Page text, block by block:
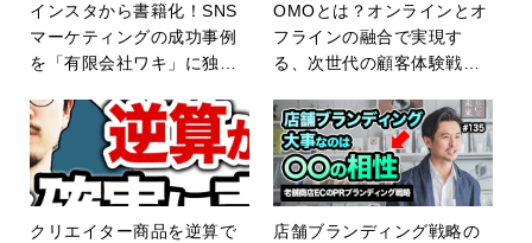
インスタから書籍化！SNS
マーケティングの成功事例
を「有限会社ワキ」に独占
EP14】
OMOとは？オンラインとオ
フラインの融合で実現す
る、次世代の顧客体験戦略
クリエイター商品を逆算で
店舗ブランディング戦略の